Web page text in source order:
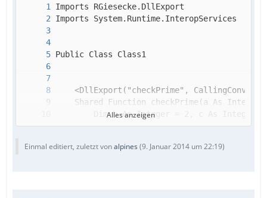
Alles anzeigen
Einmal editiert, zuletzt vonalpines (9. Januar 2014 um 22:19)